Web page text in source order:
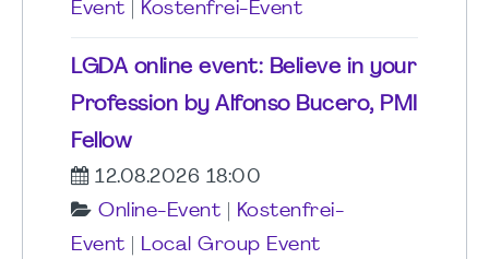
Event
Kostenfrei-Event
LGDA online event: Believe in your
Profession by Alfonso Bucero, PMI
Fellow
12.08.2026 18:00
Online-Event
Kostenfrei-
Event
Local Group Event